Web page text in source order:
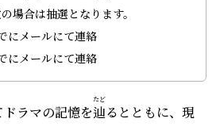
場合は抽選となります。
にメールにて連絡
にメールにて連絡
ラマの記憶を辿
たど
るとともに、現